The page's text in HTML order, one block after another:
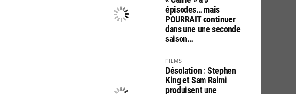
épisodes… mais
POURRAIT continuer
dans une une seconde
saison…
FILMS
Désolation : Stephen
King et Sam Raimi
produisent une